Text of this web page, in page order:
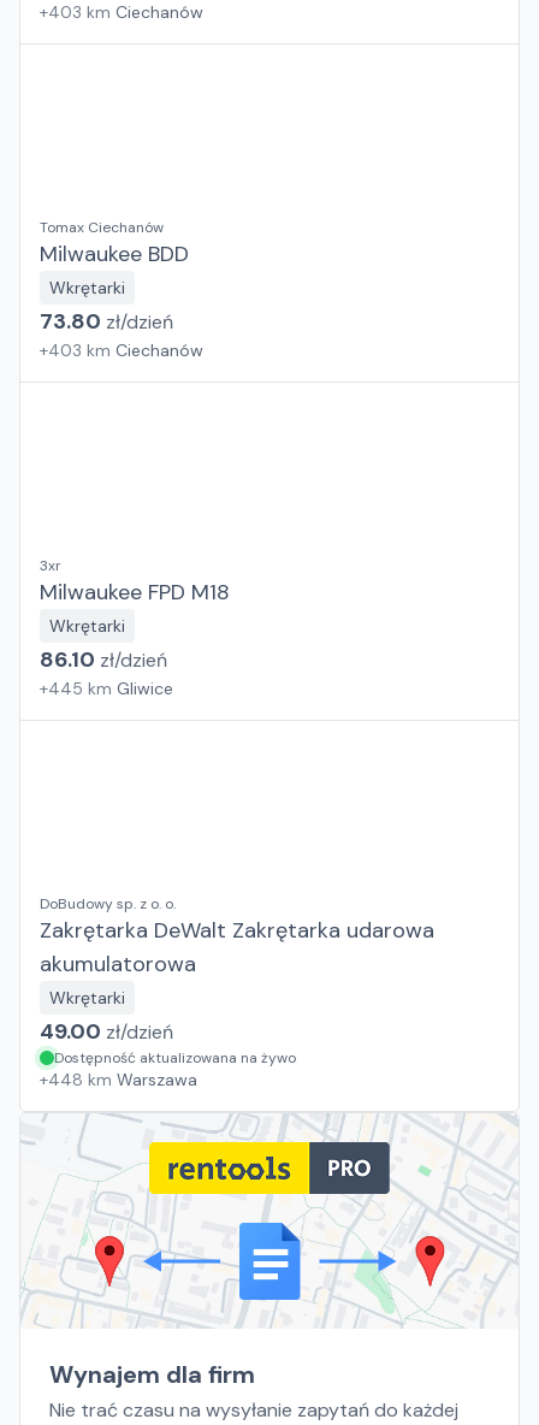
+403 km Ciechanów
Tomax Ciechanów
Milwaukee BDD
Wkrętarki
73.80 zł/dzień
+403 km Ciechanów
3xr
Milwaukee FPD M18
Wkrętarki
86.10 zł/dzień
+445 km Gliwice
DoBudowy sp. z o. o.
Zakrętarka DeWalt Zakrętarka udarowa
akumulatorowa
Wkrętarki
49.00 zł/dzień
Dostępność aktualizowana na żywo
+448 km Warszawa
Wynajem dla firm
Nie trać czasu na wysyłanie zapytań do każdej